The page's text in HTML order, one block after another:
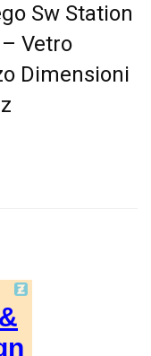
Sw Station
Vetro
Dimensioni